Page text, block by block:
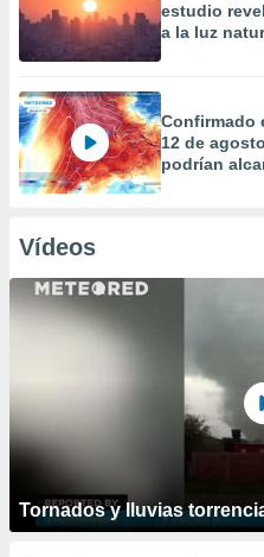
estudio
a la luz
Confirmado
12 de
podrían
Vídeos
Tornados y lluvias